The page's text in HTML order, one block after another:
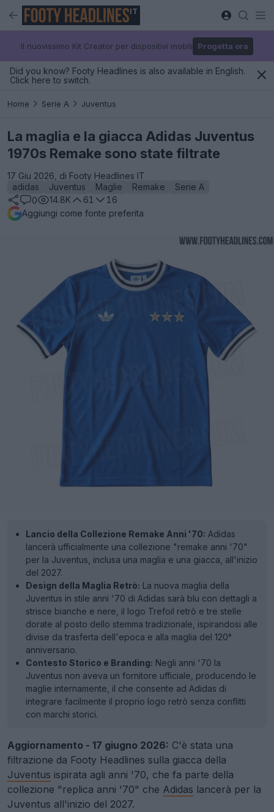
IT
Il nuovissimo Kit Creator per dispositivi mobili Progetta ora
Did you know? Footy Headlines is also available in English.
Click here to switch.
Home Serie A Juventus
La maglia e la giacca Adidas Juventus
1970s Remake sono state filtrate
17 Giu 2026, di Footy Headlines IT
adidas
Juventus Maglie Remake
Serie A
0
14.8K 61
16
Aggiungi come fonte preferita
Lancio della Collezione Remake Anni '70: Adidas
lancerà ufficialmente una collezione "remake anni '70"
per la Juventus, inclusa una maglia e una giacca, all'inizio
del 2027.
Design della Maglia Retrò: La nuova maglia della
Juventus in stile anni '70 di Adidas sarà blu con dettagli a
strisce bianche e nere, il logo Trefoil retrò e tre stelle
dorate al posto dello stemma tradizionale, ispirandosi alle
divise da trasferta dell'epoca e alla maglia del 120°
anniversario.
Contesto Storico e Branding: Negli anni '70 la
Juventus non aveva un fornitore ufficiale, producendo le
maglie internamente, il che consente ad Adidas di
integrare facilmente il proprio logo retrò senza conflitti
con marchi storici.
Aggiornamento - 17 giugno 2026: C'è stata una
filtrazione da Footy Headlines sulla giacca della
Juventus ispirata agli anni '70, che fa parte della
collezione "replica anni '70" che Adidas lancerà per la
Juventus all'inizio del 2027.